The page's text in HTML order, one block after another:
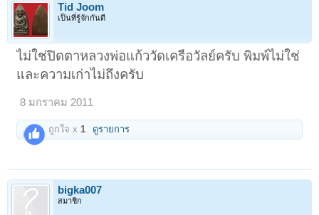
Tid Joom
เป็นที่รู้จักกันดี
ไม่ใช่ปิดตาหลวงพ่อแก้ววัดเครือวัลย์ครับ พิมพ์ไม่ใช่
และความเก่าไม่ถึงครับ
8 มกราคม 2011
ถูกใจ x 1 ดูรายการ
bigka007
สมาชิก